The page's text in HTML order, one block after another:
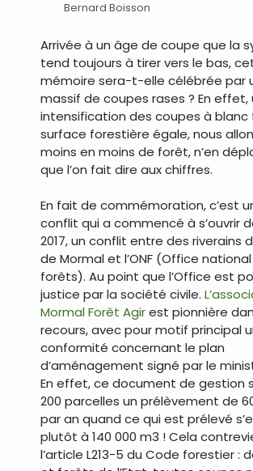
Bernard Boisson
Arrivée à un âge de coupe que la
tend toujours à tirer vers le bas,
mémoire sera-t-elle célébrée par
massif de coupes rases ? En effet,
intensification des coupes à blanc
surface forestière égale, nous
moins en moins de forêt, n’en
que l’on fait dire aux chiffres.
En fait de commémoration, c’est
conflit qui a commencé à s’ouvrir
2017, un conflit entre des riverains
de Mormal et l’ONF (Office
forêts). Au point que l’Office est
justice par la société civile.
Mormal Forêt Agirest pionnière
recours, avec pour motif principal
conformité concernant le plan
d’aménagement signé par le
En effet, ce document de gestion
200 parcelles un prélèvement de
par an quand ce qui est prélevé
plutôt à 140 000 m3 ! Cela
l’article L213-5 du Code forestier :